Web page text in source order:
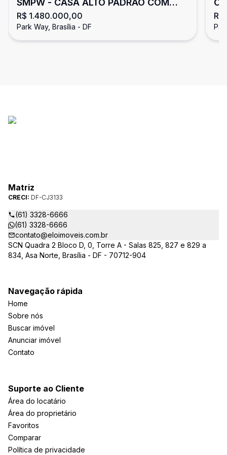
SMPW - CASA ALTO PADRÃO COM
PISCINA 3 QUARTOS SENDO 3 SUÍTES
NÃO ACEITA FINANCIAMENTO
R$ 1.480.000,00
Park Way, Brasília - DF
5)
Matriz
CRECI: DF-CJ3133
(61) 3328-6666
(61) 3328-6666
contato@eloimoveis.com.br
SCN Quadra 2 Bloco D, 0, Torre A - Salas 825, 827 e 829 a
834, Asa Norte, Brasília - DF - 70712-904
Navegação rápida
Home
Sobre nós
Buscar imóvel
Anunciar imóvel
Contato
Suporte ao Cliente
Área do locatário
Área do proprietário
Favoritos
Comparar
Política de privacidade